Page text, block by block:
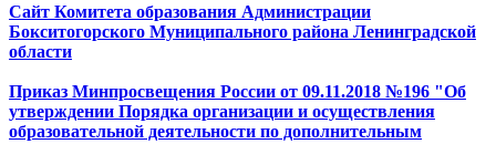
Сайт Комитета образования Администрации
Бокситогорского Муниципального района Ленинградской
области
Приказ Минпросвещения России от 09.11.2018 №196 "Об
утверждении Порядка организации и осуществления
образовательной деятельности по дополнительным